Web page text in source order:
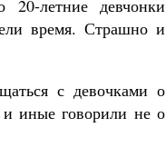
летние девчонки
время. Страшно и
с девочками о
и иные говорили не о